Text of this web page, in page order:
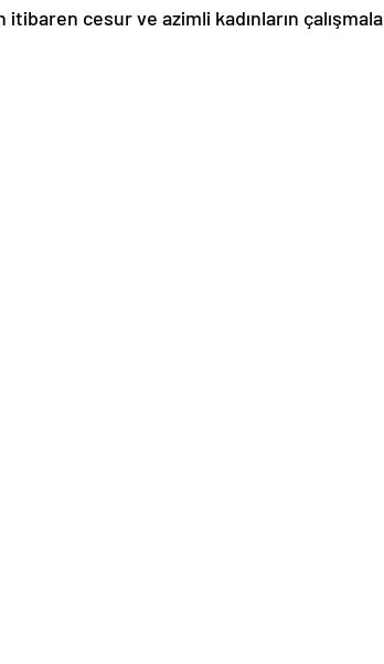
cesur ve azimli kadınların